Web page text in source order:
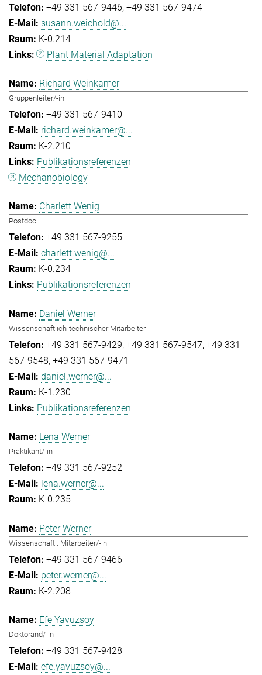
+49 331 567-9446 +49 331 567-9474
susann.weichold@...
K-0.214
Plant Material Adaptation
Richard Weinkamer
Gruppenleiter/-in
+49 331 567-9410
richard.weinkamer@...
K-2.210
Publikationsreferenzen
Mechanobiology
Charlett Wenig
Postdoc
+49 331 567-9255
charlett.wenig@...
K-0.234
Publikationsreferenzen
Daniel Werner
Wissenschaftlich-technischer Mitarbeiter
+49 331 567-9429 +49 331 567-9547 +49 331
567-9548 +49 331 567-9471
daniel.werner@...
K-1.230
Publikationsreferenzen
Lena Werner
Praktikant/-in
+49 331 567-9252
lena.werner@...
K-0.235
Peter Werner
Wissenschaftl. Mitarbeiter/-in
+49 331 567-9466
peter.werner@...
K-2.208
Efe Yavuzsoy
Doktorand/-in
+49 331 567-9428
efe.yavuzsoy@...